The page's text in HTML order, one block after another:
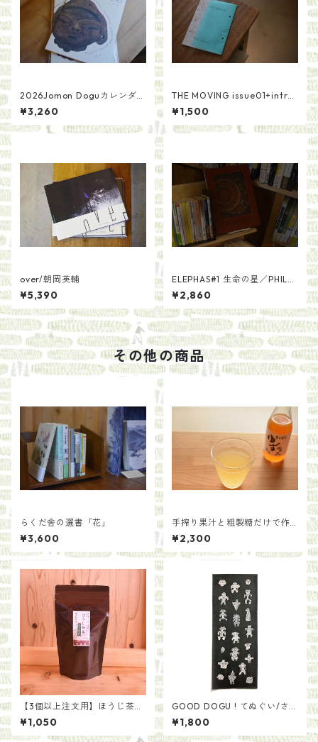
2026Jomon Doguカレンダ
ー・GOOD DOGU！（作品
集）セット/さとうゆかり
¥3,260
THE MOVING issue01+intro
ductionセット
¥1,500
over/朝岡英輔
¥5,390
ELEPHAS#1 生命の星／PHILO
SOPHIA
¥2,860
その他の商品
らくだ舎の選書「花」
¥3,600
手搾り果汁と粗製糖だけで作
る ゆずエキス小 350g【耕人
舎】
¥2,300
【3個以上注文用】ほうじ茶を
手軽に ほうじ粉茶ティーバ
ッグ（5g×20袋）
¥1,050
GOOD DOGU ! てぬぐい/さ
とうゆかり
¥1,800